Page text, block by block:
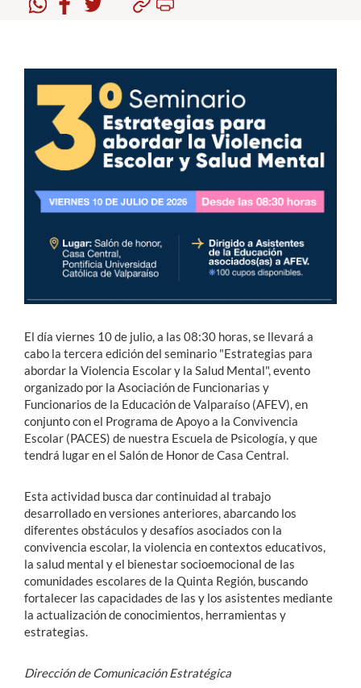
Funcionarios
Alumni
English
El día viernes 10 de julio, a las 08:30 horas, se llevará a
cabo la tercera edición del seminario "Estrategias para
abordar la Violencia Escolar y la Salud Mental", evento
organizado por la Asociación de Funcionarias y
Funcionarios de la Educación de Valparaíso (AFEV), en
conjunto con el Programa de Apoyo a la Convivencia
Escolar (PACES) de nuestra Escuela de Psicología, y que
tendrá lugar en el Salón de Honor de Casa Central.
Esta actividad busca dar continuidad al trabajo
desarrollado en versiones anteriores, abarcando los
diferentes obstáculos y desafíos asociados con la
convivencia escolar, la violencia en contextos educativos,
la salud mental y el bienestar socioemocional de las
comunidades escolares de la Quinta Región, buscando
fortalecer las capacidades de las y los asistentes mediante
la actualización de conocimientos, herramientas y
estrategias.
Dirección de Comunicación Estratégica